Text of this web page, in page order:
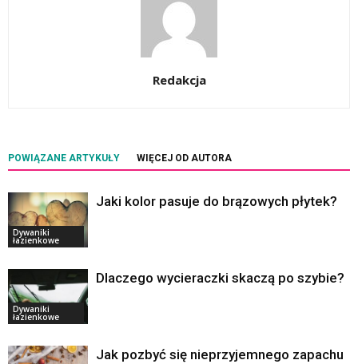
Redakcja
POWIĄZANE ARTYKUŁY WIĘCEJ OD AUTORA
Dywaniki
łazienkowe
Jaki kolor pasuje do brązowych płytek?
Dywaniki
łazienkowe
Dlaczego wycieraczki skaczą po szybie?
Jak pozbyć się nieprzyjemnego zapachu